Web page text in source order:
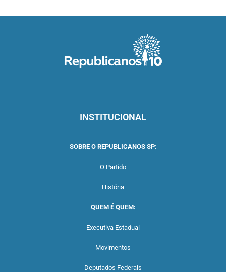
INSTITUCIONAL
SOBRE O REPUBLICANOS SP:
O Partido
História
QUEM É QUEM:
Executiva Estadual
Movimentos
Deputados Federais